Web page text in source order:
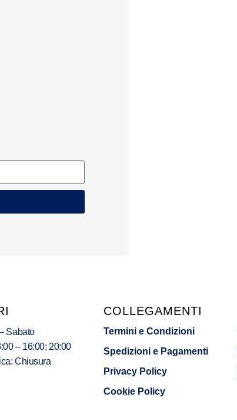
Sabato
– 16:00; 20:00
Chiusura
COLLEGAMENTI
Termini e Condizioni
Spedizioni e Pagamenti
Privacy Policy
Cookie Policy